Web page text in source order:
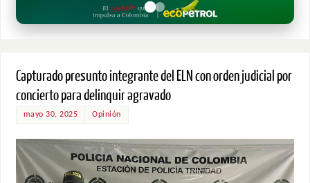
Capturado presunto integrante del ELN con orden judicial por
concierto para delinquir agravado
mayo 30, 2025 Opinión